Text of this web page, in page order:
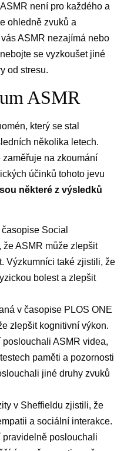
není pro každého a
ohledně zvuků a
ASMR nezajímá nebo
se vyzkoušet jiné
od stresu.
ASMR
který se stal
několika letech.
na zkoumání
účinků tohoto jevu
některé z výsledků
Social
ASMR může zlepšit
Výzkumníci také zjistili, že
bolest a zlepšit
v časopise PLOS ONE
zlepšit kognitivní výkon.
ASMR videa,
paměti a pozornosti
jiné druhy zvuků
v Sheffieldu zjistili, že
a sociální interakce.
pravidelně poslouchali